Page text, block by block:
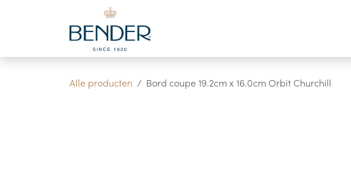
Overslaan naar inhoud
Alle producten Bord coupe 19.2cm x 16.0cm Orbit Churchill